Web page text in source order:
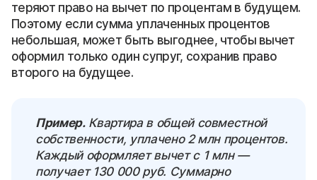
теряют право на вычет по процентам в будущем.
Поэтому если сумма уплаченных процентов
небольшая, может быть выгоднее, чтобы вычет
оформил только один супруг, сохранив право
второго на будущее.
Пример.Квартира в общей совместной
собственности, уплачено 2 млн процентов.
Каждый оформляет вычет с 1 млн —
получает 130 000 руб. Суммарно